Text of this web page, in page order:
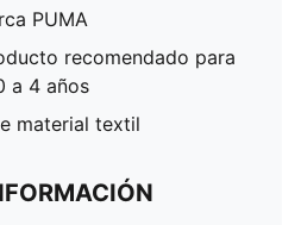
PUMA
recomendado para
a 4 años
material textil